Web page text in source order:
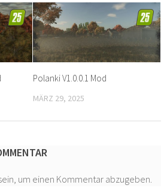
Polanki V1.0.0.1 Mod
MÄRZ 29, 2025
um einen Kommentar abzugeben.